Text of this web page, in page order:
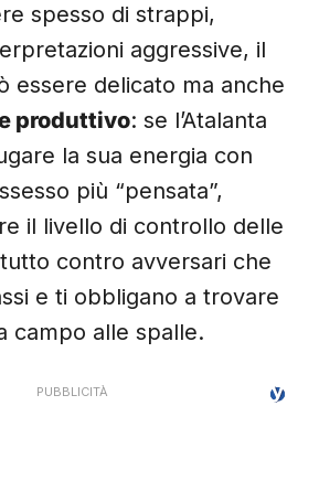
spesso di strappi,
aggressive, il
essere delicato ma anche
produttivo: se l’Atalanta
la sua energia con
più “pensata”,
il livello di controllo delle
contro avversari che
e ti obbligano a trovare
campo alle spalle.